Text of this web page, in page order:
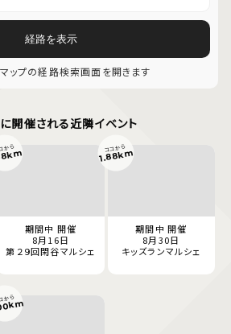
経路を表示
プの経路検索画面を開きます
開催される近隣イベント
期間中 開催
8月16日
第２９回閑谷マルシェ
から
期間中 開催
8月30日
キッズランマルシェ
ココから
1.88km
から